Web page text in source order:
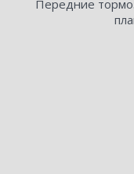
Передние